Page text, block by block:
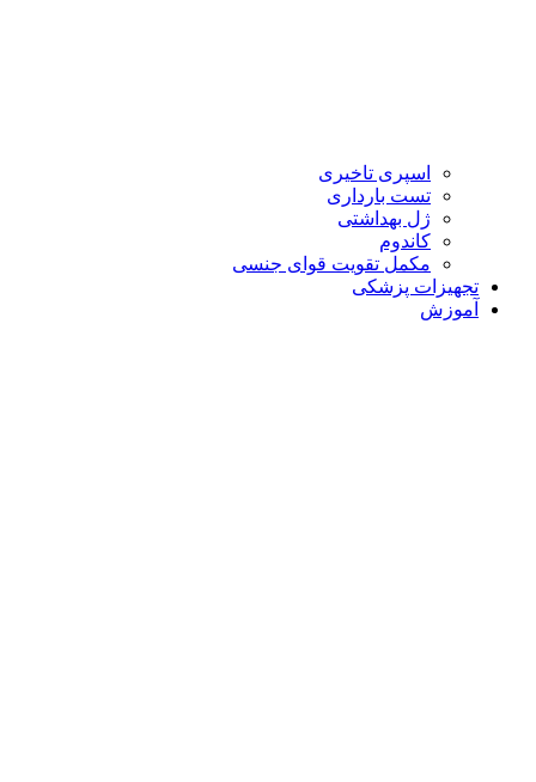
اسپری تاخیری
تست بارداری
ژل بهداشتی
کاندوم
مکمل تقویت قوای جنسی
تجهیزات پزشکی
آموزش